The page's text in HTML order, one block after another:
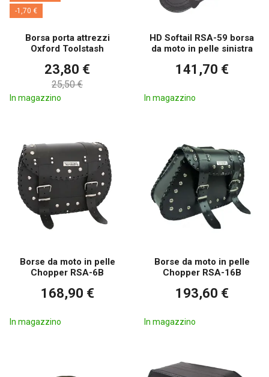
-1,70 €
Borsa porta attrezzi
Oxford Toolstash
23,80 €
25,50 €
In magazzino
HD Softail RSA-59 borsa
da moto in pelle sinistra
141,70 €
In magazzino
Borse da moto in pelle
Chopper RSA-6B
168,90 €
In magazzino
Borse da moto in pelle
Chopper RSA-16B
193,60 €
In magazzino